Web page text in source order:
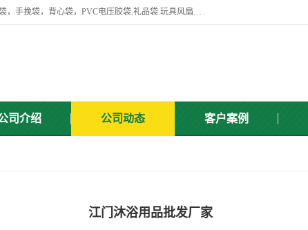
专业生产网袋，网套，塑料网，网扣，沐浴球，沐浴用品，胶袋，骨袋，自封袋,卡头袋，胶粘袋，手挽袋，背心袋，PVC电压胶袋.礼品袋.玩具风扇叶，屏蔽袋,等产品.
司介绍 公司动态 客户案例
江门沐浴用品批发厂家